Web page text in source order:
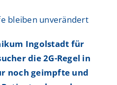
bleiben unverändert
Ingolstadt für
die 2G-Regel in
noch geimpfte und